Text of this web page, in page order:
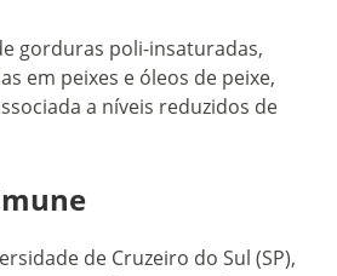
gorduras poli-insaturadas,
em peixes e óleos de peixe,
a níveis reduzidos de
de Cruzeiro do Sul (SP),